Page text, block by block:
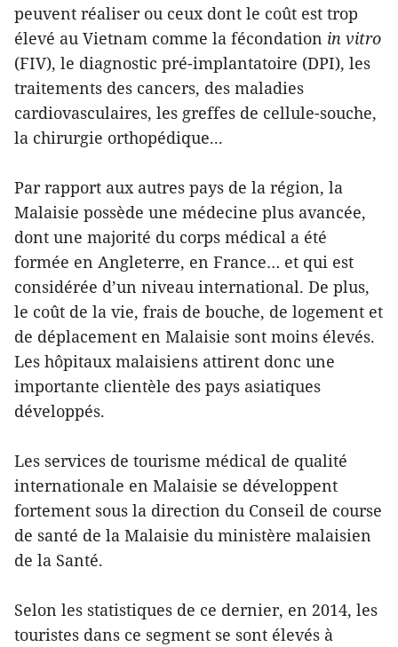
peuvent réaliser ou ceux dont le coût est trop
élevé au Vietnam comme la fécondation in vitro
(FIV), le diagnostic pré-implantatoire (DPI), les
traitements des cancers, des maladies
cardiovasculaires, les greffes de cellule-souche,
la chirurgie orthopédique...
Par rapport aux autres pays de la région, la
Malaisie possède une médecine plus avancée,
dont une majorité du corps médical a été
formée en Angleterre, en France… et qui est
considérée d’un niveau international. De plus,
le coût de la vie, frais de bouche, de logement et
de déplacement en Malaisie sont moins élevés.
Les hôpitaux malaisiens attirent donc une
importante clientèle des pays asiatiques
développés.
Les services de tourisme médical de qualité
internationale en Malaisie se développent
fortement sous la direction du Conseil de course
de santé de la Malaisie du ministère malaisien
de la Santé.
Selon les statistiques de ce dernier, en 2014, les
touristes dans ce segment se sont élevés à